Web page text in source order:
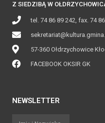
Z SIEDZIBĄ W
tel. 74 86 89 242, fax. 74
57-360 Ołdrzychowice
FACEBOOK OKSIR GK
NEWSLETTER